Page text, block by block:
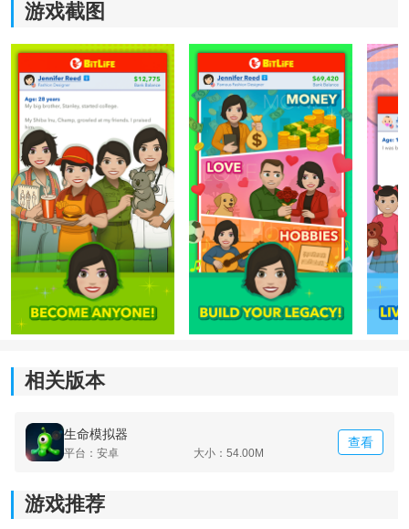
生命模拟器汉化版游戏特色：
1、回溯与重塑：
游戏允许玩家重新面对曾经做过的选择，再尝试不同决
定，看看角色的人生会因此发生哪些变化。
2、多元结局：
一个细小选择也可能带来后续连锁反应，让角色走向完
全不同的职业、家庭关系或人生结局，探索感比较强。
3、情感共鸣：
很多选择会让玩家联想到真实生活中的处境和遗憾。
游戏截图
相关版本
生命模拟器
平台：安卓 大小：54.00M
查看
游戏推荐